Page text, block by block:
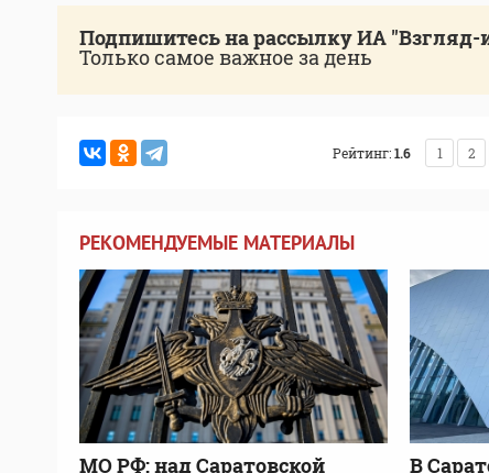
Подпишитесь на рассылку ИА "Взгляд-
Только самое важное за день
Рейтинг:1.6 1 2
РЕКОМЕНДУЕМЫЕ МАТЕРИАЛЫ
МО РФ: над Саратовской
В